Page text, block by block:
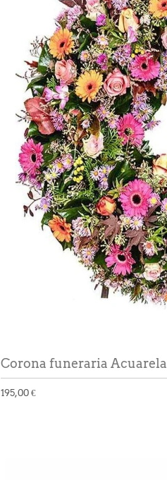
Corona funeraria Acuarela
195,00 €